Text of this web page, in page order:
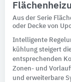
Aus der Serie
oder Decke von
Intelligente
kühlung steigert
entsprechenden
Zonen- und
und erweiterbare